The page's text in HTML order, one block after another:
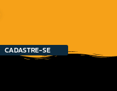
CADASTRE-SE